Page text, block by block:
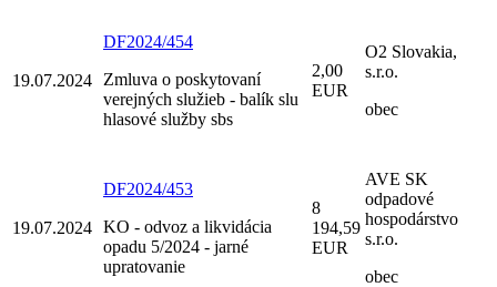
19.07.2024
DF2024/454
Zmluva o poskytovaní
verejných služieb - balík slu
hlasové služby sbs
2,00
EUR
O2 Slovakia,
s.r.o.
obec
19.07.2024
DF2024/453
KO - odvoz a likvidácia
opadu 5/2024 - jarné
upratovanie
8
194,59
EUR
AVE SK
odpadové
hospodárstvo
s.r.o.
obec